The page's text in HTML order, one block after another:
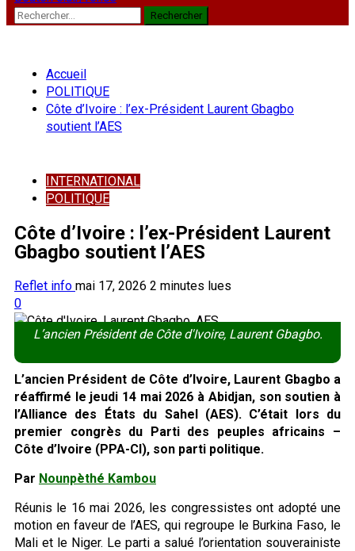
Rechercher :
Accueil
POLITIQUE
Côte d’Ivoire : l’ex-Président Laurent Gbagbo
soutient l’AES
INTERNATIONAL
POLITIQUE
Côte d’Ivoire : l’ex-Président Laurent
Gbagbo soutient l’AES
Reflet info mai 17, 2026 2 minutes lues
0
L’ancien Président de Côte d'Ivoire, Laurent Gbagbo.
L’ancien Président de Côte d’Ivoire, Laurent Gbagbo a
réaffirmé le jeudi 14 mai 2026 à Abidjan, son soutien à
l’Alliance des États du Sahel (AES). C’était lors du
premier congrès du Parti des peuples africains –
Côte d’Ivoire (PPA-CI), son parti politique.
Par Nounpèthé Kambou
Réunis le 16 mai 2026, les congressistes ont adopté une
motion en faveur de l’AES, qui regroupe le Burkina Faso, le
Mali et le Niger. Le parti a salué l’orientation souverainiste